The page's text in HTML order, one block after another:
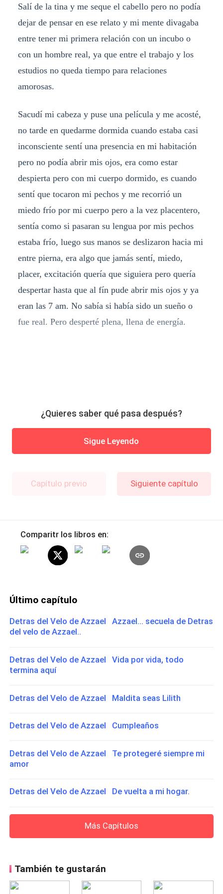
Salí de la tina y me seque el cabello pero no podía
dejar de pensar en ese relato y mi mente divagaba
entre tener mi primera relación con un incubo o
con un hombre real, ya que entre el trabajo y los
estudios no queda tiempo para relaciones
amorosas.
Sacudí mi cabeza y puse una película y me acosté,
no tarde en quedarme dormida cuando estaba casi
inconsciente sentí una presencia en mi habitación
pero no podía abrir mis ojos, era como estar
despierta pero con mi cuerpo dormido, es cuando
sentí que tocaron mi pechos y me recorrió un
miedo frío por mi cuerpo pero a la vez placentero,
sentía como si pasaran su lengua por mis pechos
estaba frío, luego sus manos se deslizaron hacia mi
entre pierna, era algo que jamás sentí, miedo,
placer, excitación quería que siguiera pero quería
despertar hasta que al fín pude abrir mis ojos y ya
eran las 7 am. No sabía si había sido un sueño o
fue real. Pero desperté plena, llena de energía.
¿Quieres saber qué pasa después?
Sigue Leyendo
Capítulo previo Siguiente capítulo
Comparitr los libros en:
Último capítulo
Detras del Velo de Azzael Azzael... secuela de Detras
del velo de Azzael..
Detras del Velo de Azzael Vida por vida, todo
termina aquí
Detras del Velo de Azzael Maldita seas Lilith
Detras del Velo de Azzael Cumpleaños
Detras del Velo de Azzael Te protegeré siempre mi
amor
Detras del Velo de Azzael De vuelta a mi hogar.
Más Capítulos
También te gustarán